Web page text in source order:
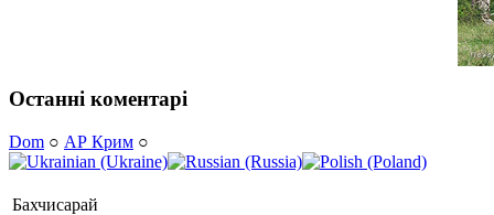
Останні коментарі
Dom ○ АР Крим ○
Бахчисарай